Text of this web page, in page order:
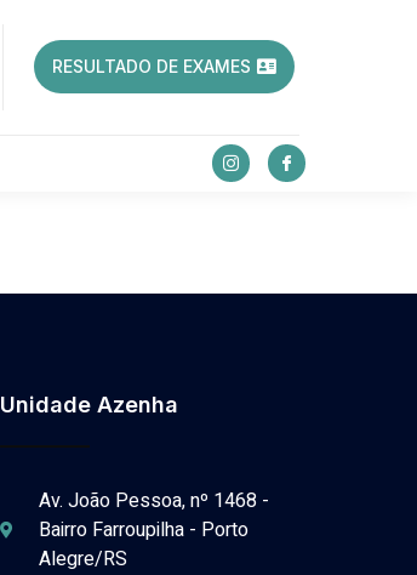
RESULTADO DE EXAMES
Unidade Azenha
Av. João Pessoa, nº 1468 -
Bairro Farroupilha - Porto
Alegre/RS